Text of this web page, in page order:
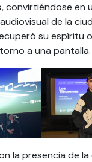
, convirtiéndose en
de la
su espíritu
a una pantalla.
la presencia de